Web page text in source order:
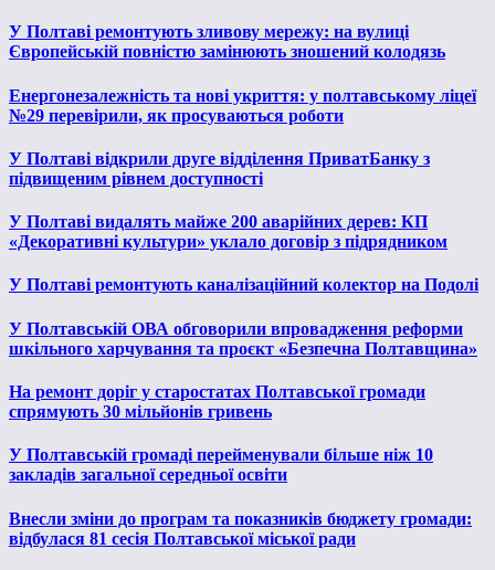
У Полтаві ремонтують зливову мережу: на вулиці
Європейській повністю замінюють зношений колодязь
Енергонезалежність та нові укриття: у полтавському ліцеї
№29 перевірили, як просуваються роботи
У Полтаві відкрили друге відділення ПриватБанку з
підвищеним рівнем доступності
У Полтаві видалять майже 200 аварійних дерев: КП
«Декоративні культури» уклало договір з підрядником
У Полтаві ремонтують каналізаційний колектор на Подолі
У Полтавській ОВА обговорили впровадження реформи
шкільного харчування та проєкт «Безпечна Полтавщина»
На ремонт доріг у старостатах Полтавської громади
спрямують 30 мільйонів гривень
У Полтавській громаді перейменували більше ніж 10
закладів загальної середньої освіти
Внесли зміни до програм та показників бюджету громади:
відбулася 81 сесія Полтавської міської ради